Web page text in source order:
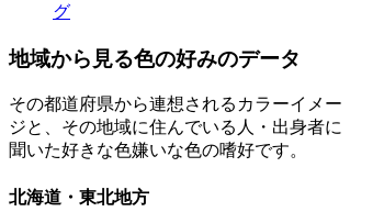
グ
地域から見る色の好みのデータ
その都道府県から連想されるカラーイメー
ジと、その地域に住んでいる人・出身者に
聞いた好きな色嫌いな色の嗜好です。
北海道・東北地方